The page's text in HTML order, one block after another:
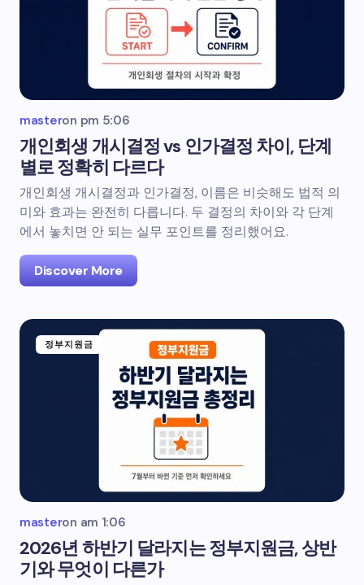
masteron pm 5:06
개인회생 개시결정 vs 인가결정 차이, 단계
별로 정확히 다르다
개인회생 개시결정과 인가결정, 이름은 비슷해도 법적 의
미와 효과는 완전히 다릅니다. 두 결정의 차이와 각 단계
에서 놓치면 안 되는 실무 포인트를 정리했어요.
Discover More
정부지원금
masteron am 1:06
2026년 하반기 달라지는 정부지원금, 상반
기와 무엇이 다른가